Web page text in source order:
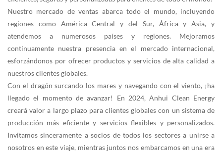
Nuestro mercado de ventas abarca todo el mundo, incluyendo
regiones como América Central y del Sur, África y Asia, y
atendemos a numerosos países y regiones. Mejoramos
continuamente nuestra presencia en el mercado internacional,
esforzándonos por ofrecer productos y servicios de alta calidad a
nuestros clientes globales.
Con el dragón surcando los mares y navegando con el viento, ¡ha
llegado el momento de avanzar! En 2024, Anhui Clean Energy
creará valor a largo plazo para clientes globales con un sistema de
producción más eficiente y servicios flexibles y personalizados.
Invitamos sinceramente a socios de todos los sectores a unirse a
nosotros en este viaje, mientras juntos nos embarcamos en una era